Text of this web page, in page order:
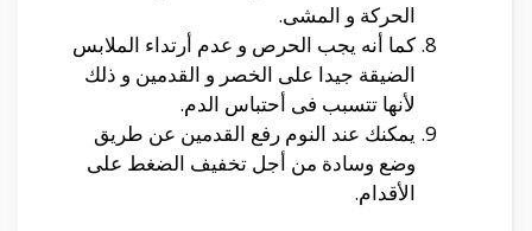
الحركة و المشى.
كما أنه يجب الحرص و عدم أرتداء الملابس
الضيقة جيدا على الخصر و القدمين و ذلك
لأنها تتسبب فى أحتباس الدم.
يمكنك عند النوم رفع القدمين عن طريق
وضع وسادة من أجل تخفيف الضغط على
الأقدام.